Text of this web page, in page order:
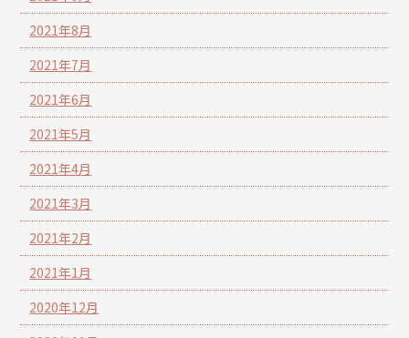
2021年8月
2021年7月
2021年6月
2021年5月
2021年4月
2021年3月
2021年2月
2021年1月
2020年12月